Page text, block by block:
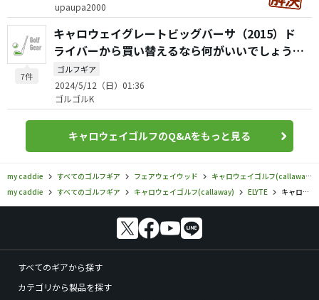
upaupa2000
7件
キャロウェイグレートビッグバーサ（2015）ド
ライバーから買い替えるなら何がいいでしょう
か？
ゴルフギア
2024/5/12（日）01:36
ゴルゴルK
キャロウェイゴルフのQ&Aをもっと見る
my caddie すべてのゴルフギア フェアウェイウッド
キャロウェイゴルフ(callaway)
my caddie
すべてのゴルフギア キャロウェイゴルフ(callaway) ELYTE キャロウェイゴルフ／ELYTE／エリート フェアウェイウッドの口コミ評価
すべてのギアから探す
カテゴリから製品を探す